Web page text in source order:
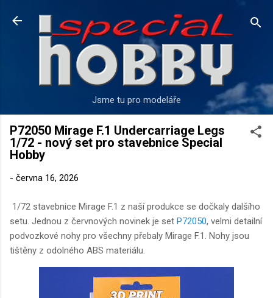
Přeskočit na hlavní obsah
Jsme tu pro modeláře
P72050 Mirage F.1 Undercarriage Legs
1/72 - nový set pro stavebnice Special
Hobby
- června 16, 2026
1/72 stavebnice Mirage F.1 z naší produkce se dočkaly dalšího
setu. Jednou z červnových novinek je set P72050, velmi detailní
podvozkové nohy pro všechny přebaly Mirage F.1. Nohy jsou
tištěny z odolného ABS materiálu.